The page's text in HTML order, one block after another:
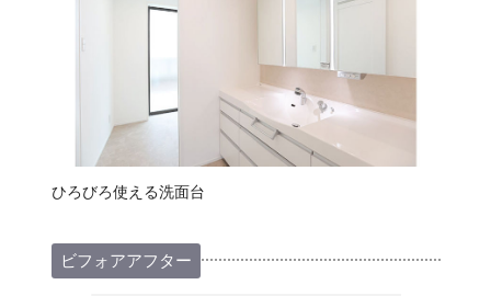
ひろびろ使える洗面台
ビフォアアフター